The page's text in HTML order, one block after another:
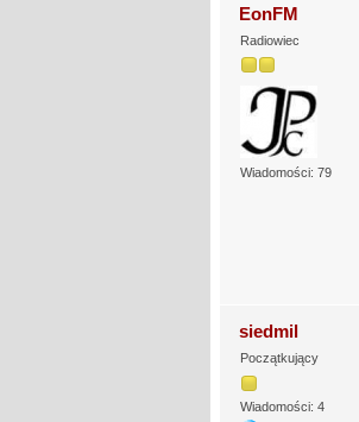
EonFM
Radiowiec
Wiadomości: 79
siedmil
Początkujący
Wiadomości: 4